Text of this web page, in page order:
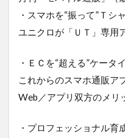
・スマホを“振って”Ｔシ
ユニクロが「ＵＴ」専用
・ＥＣを“超える”ケー
これからのスマホ通販ア
Web／アプリ双方のメリ
・プロフェッショナル